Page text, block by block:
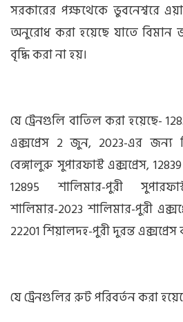
সরকারের পক্ষথেকে ভুবনেশ্বরে
অনুরোধ করা হয়েছে যাতে বিমান
বৃদ্ধি করা না হয়।
যে ট্রেনগুলি বাতিল করা হয়েছে-
এক্সপ্রেস 2 জুন, 2023-এর জন্য
বেঙ্গালুরু সুপারফাস্ট এক্সপ্রেস, 12839
12895 শালিমার-পুরী
শালিমার-2023 শালিমার-পুরী
22201 শিয়ালদহ-পুরী দুরন্ত
যে ট্রেনগুলির রুট পরিবর্তন করা